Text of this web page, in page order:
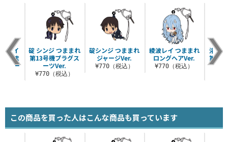
碇シンジ つままれ
ジャージVer.
¥770（税込）
綾波レイ つままれ
ロングヘアVer.
¥770（税込）
渚カ
第13
・イ
つま
スー
碇 シンジ つままれ
第13号機プラグス
ーツVer.
¥770（税込）
この商品を買った人はこんな商品も買っています